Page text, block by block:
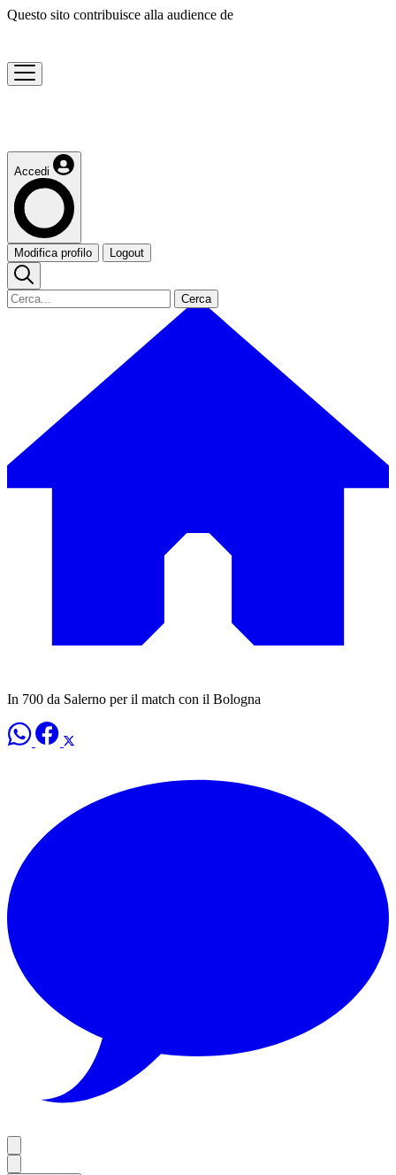
Questo sito contribuisce alla audience de
Accedi
Modifica profilo Logout
Cerca
In 700 da Salerno per il match con il Bologna